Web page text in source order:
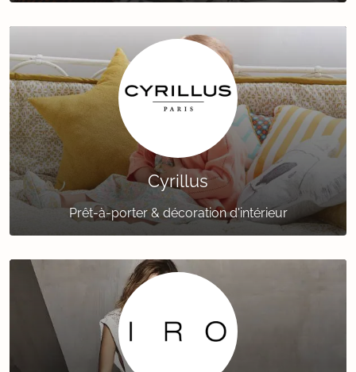
Cyrillus
Prêt-à-porter & décoration d'intérieur